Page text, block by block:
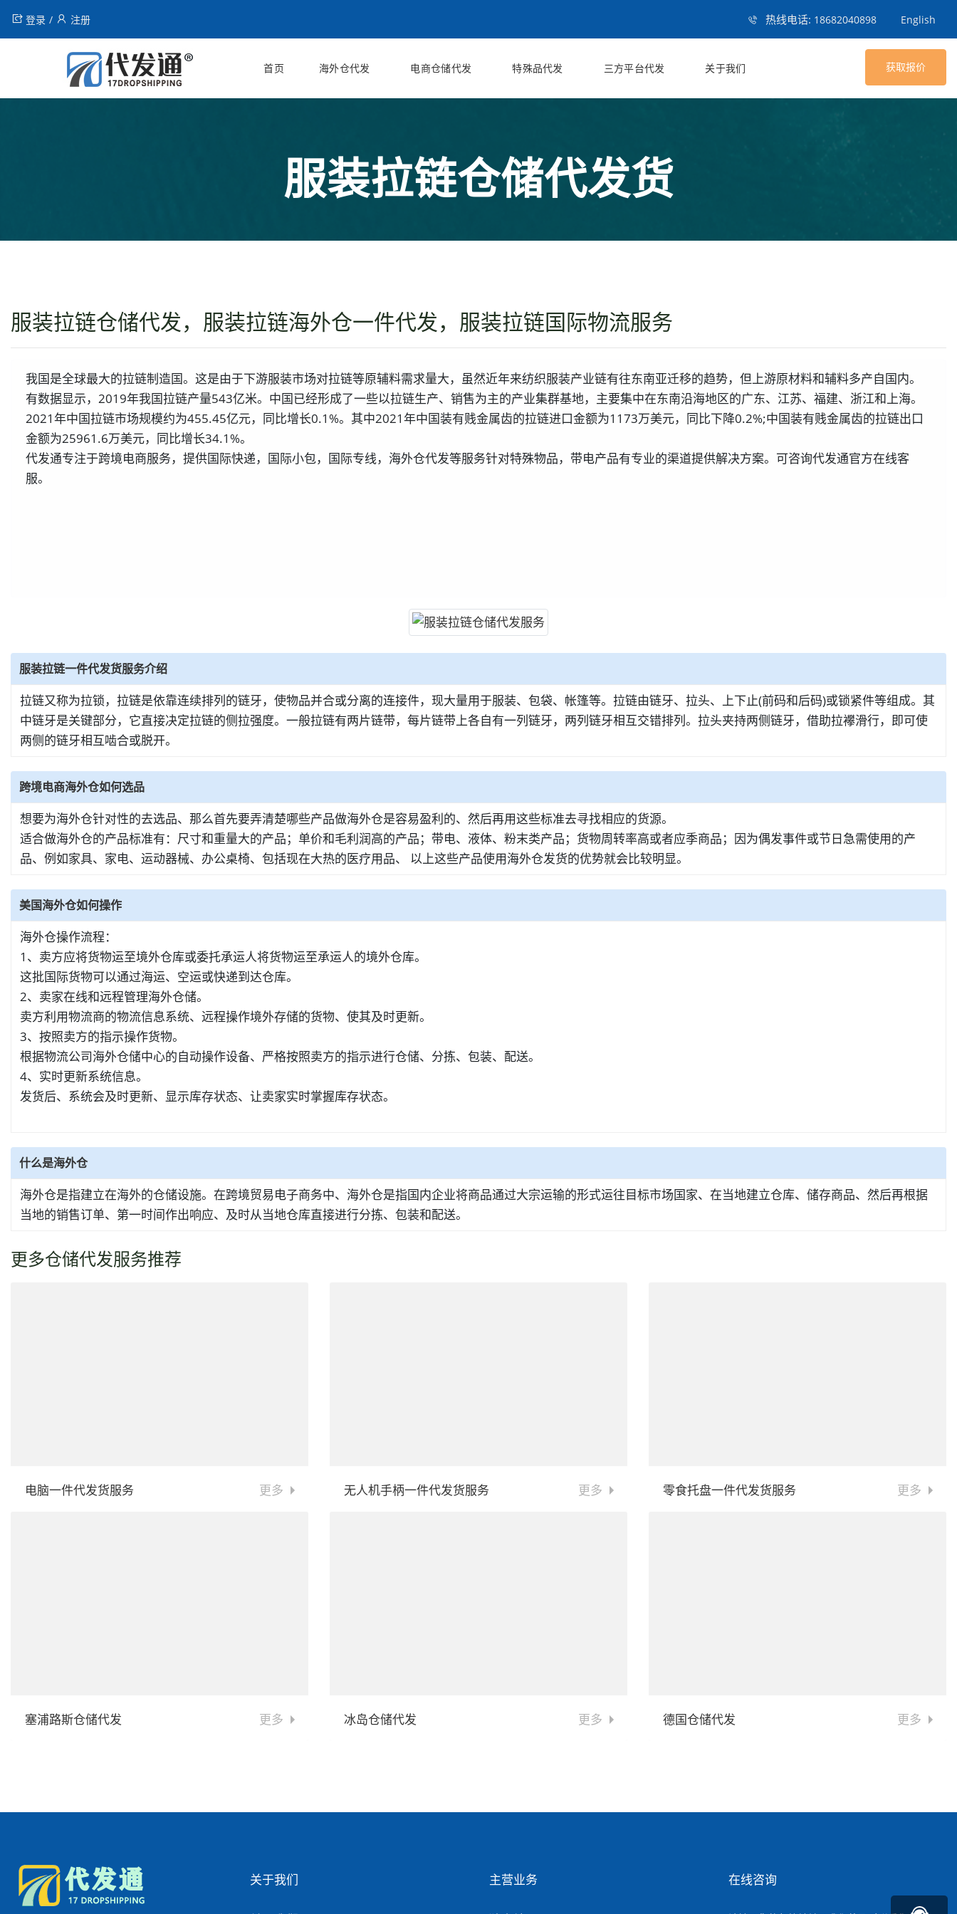
登录 注册 热线电话: 18682040898 English
首页 海外仓代发 电商仓储代发 特殊品代发 三方平台代发 关于我们 获取报价
服装拉链仓储代发货
服装拉链仓储代发，服装拉链海外仓一件代发，服装拉链国际物流服务
我国是全球最大的拉链制造国。这是由于下游服装市场对拉链等原辅料需求量大，虽然近年来纺织服装产业链有往东南亚迁移的趋势，但上游原材料和辅料多产自国内。
有数据显示，2019年我国拉链产量543亿米。中国已经形成了一些以拉链生产、销售为主的产业集群基地，主要集中在东南沿海地区的广东、江苏、福建、浙江和上海。
2021年中国拉链市场规模约为455.45亿元，同比增长0.1%。其中2021年中国装有贱金属齿的拉链进口金额为1173万美元，同比下降0.2%;中国装有贱金属齿的拉链出口
金额为25961.6万美元，同比增长34.1%。
代发通专注于跨境电商服务，提供国际快递，国际小包，国际专线，海外仓代发等服务针对特殊物品，带电产品有专业的渠道提供解决方案。可咨询代发通官方在线客
服。
服装拉链一件代发货服务介绍
拉链又称为拉锁，拉链是依靠连续排列的链牙，使物品并合或分离的连接件，现大量用于服装、包袋、帐篷等。拉链由链牙、拉头、上下止(前码和后码)或锁紧件等组成。其
中链牙是关键部分，它直接决定拉链的侧拉强度。一般拉链有两片链带，每片链带上各自有一列链牙，两列链牙相互交错排列。拉头夹持两侧链牙，借助拉襻滑行，即可使
两侧的链牙相互啮合或脱开。
跨境电商海外仓如何选品
想要为海外仓针对性的去选品、那么首先要弄清楚哪些产品做海外仓是容易盈利的、然后再用这些标准去寻找相应的货源。
适合做海外仓的产品标准有：尺寸和重量大的产品；单价和毛利润高的产品；带电、液体、粉末类产品；货物周转率高或者应季商品；因为偶发事件或节日急需使用的产
品、例如家具、家电、运动器械、办公桌椅、包括现在大热的医疗用品、 以上这些产品使用海外仓发货的优势就会比较明显。
美国海外仓如何操作
海外仓操作流程：
1、卖方应将货物运至境外仓库或委托承运人将货物运至承运人的境外仓库。
这批国际货物可以通过海运、空运或快递到达仓库。
2、卖家在线和远程管理海外仓储。
卖方利用物流商的物流信息系统、远程操作境外存储的货物、使其及时更新。
3、按照卖方的指示操作货物。
根据物流公司海外仓储中心的自动操作设备、严格按照卖方的指示进行仓储、分拣、包装、配送。
4、实时更新系统信息。
发货后、系统会及时更新、显示库存状态、让卖家实时掌握库存状态。
什么是海外仓
海外仓是指建立在海外的仓储设施。在跨境贸易电子商务中、海外仓是指国内企业将商品通过大宗运输的形式运往目标市场国家、在当地建立仓库、储存商品、然后再根据
当地的销售订单、第一时间作出响应、及时从当地仓库直接进行分拣、包装和配送。
更多仓储代发服务推荐
电脑一件代发货服务 更多 无人机手柄一件代发货服务 更多 零食托盘一件代发货服务 更多
塞浦路斯仓储代发 更多 冰岛仓储代发 更多 德国仓储代发 更多
关于我们 主营业务 在线咨询